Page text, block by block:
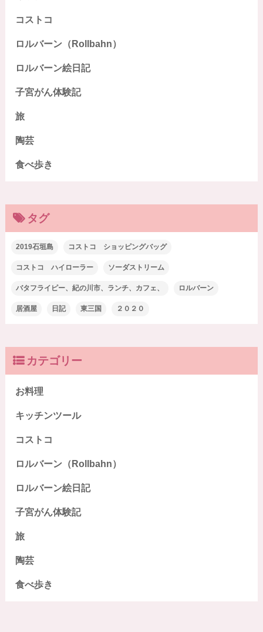
コストコ
ロルバーン（Rollbahn）
ロルバーン絵日記
子宮がん体験記
旅
陶芸
食べ歩き
タグ
2019石垣島 コストコ ショッピングバッグ
コストコ ハイローラー ソーダストリーム
バタフライピー、紀の川市、ランチ、カフェ、 ロルバーン
居酒屋 日記 東三国 ２０２０
カテゴリー
お料理
キッチンツール
コストコ
ロルバーン（Rollbahn）
ロルバーン絵日記
子宮がん体験記
旅
陶芸
食べ歩き